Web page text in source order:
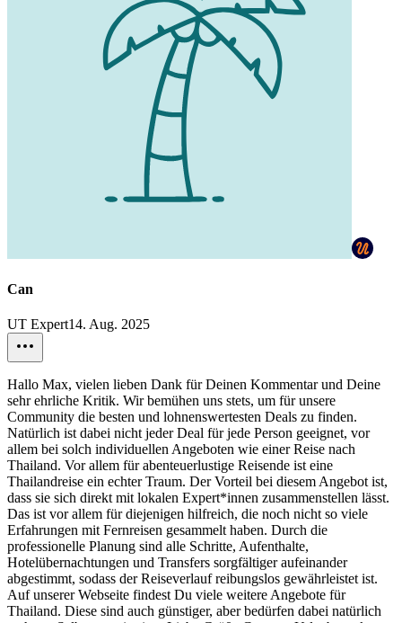
Can
UT Expert14. Aug. 2025
Hallo Max, vielen lieben Dank für Deinen Kommentar und Deine
sehr ehrliche Kritik. Wir bemühen uns stets, um für unsere
Community die besten und lohnenswertesten Deals zu finden.
Natürlich ist dabei nicht jeder Deal für jede Person geeignet, vor
allem bei solch individuellen Angeboten wie einer Reise nach
Thailand. Vor allem für abenteuerlustige Reisende ist eine
Thailandreise ein echter Traum. Der Vorteil bei diesem Angebot ist,
dass sie sich direkt mit lokalen Expert*innen zusammenstellen lässt.
Das ist vor allem für diejenigen hilfreich, die noch nicht so viele
Erfahrungen mit Fernreisen gesammelt haben. Durch die
professionelle Planung sind alle Schritte, Aufenthalte,
Hotelübernachtungen und Transfers sorgfältiger aufeinander
abgestimmt, sodass der Reiseverlauf reibungslos gewährleistet ist.
Auf unserer Webseite findest Du viele weitere Angebote für
Thailand. Diese sind auch günstiger, aber bedürfen dabei natürlich